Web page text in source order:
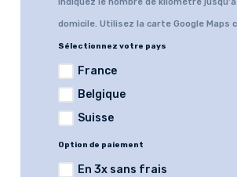
domicile. Utilisez la carte Google Maps
Sélectionnez votre pays
France
Belgique
Suisse
Option de paiement
En 3x sans frais